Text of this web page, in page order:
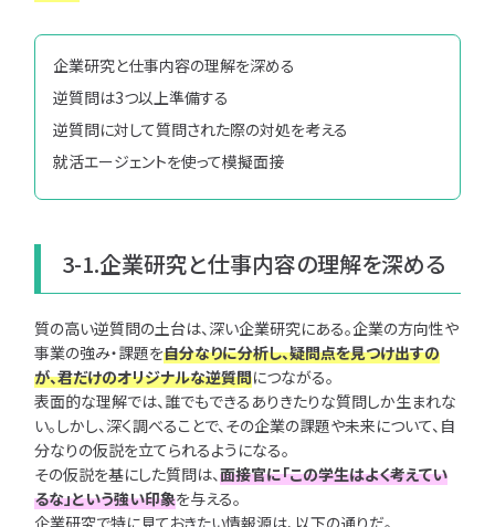
企業研究と仕事内容の理解を深める
逆質問は3つ以上準備する
逆質問に対して質問された際の対処を考える
就活エージェントを使って模擬面接
3-1.企業研究と仕事内容の理解を深める
質の高い逆質問の土台は、深い企業研究にある。企業の方向性や
事業の強み・課題を自分なりに分析し、疑問点を見つけ出すの
が、君だけのオリジナルな逆質問につながる。
表面的な理解では、誰でもできるありきたりな質問しか生まれな
い。しかし、深く調べることで、その企業の課題や未来について、自
分なりの仮説を立てられるようになる。
その仮説を基にした質問は、面接官に「この学生はよく考えてい
るな」という強い印象を与える。
企業研究で特に見ておきたい情報源は、以下の通りだ。